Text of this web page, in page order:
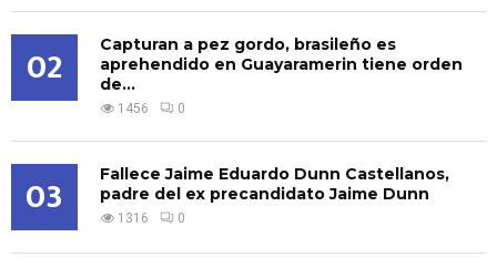
02
Capturan a pez gordo, brasileño es
aprehendido en Guayaramerin tiene orden
de...
1456 0
03
Fallece Jaime Eduardo Dunn Castellanos,
padre del ex precandidato Jaime Dunn
1316 0